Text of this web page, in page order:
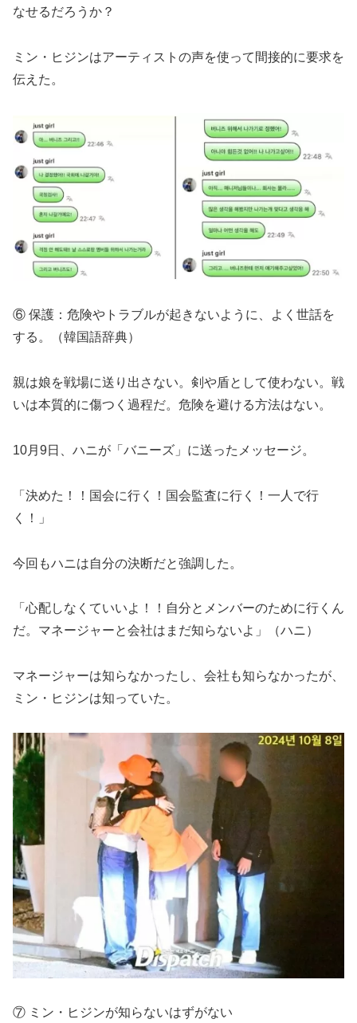
なせるだろうか？
ミン・ヒジンはアーティストの声を使って間接的に要求を
伝えた。
⑥ 保護：危険やトラブルが起きないように、よく世話を
する。（韓国語辞典）
親は娘を戦場に送り出さない。剣や盾として使わない。戦
いは本質的に傷つく過程だ。危険を避ける方法はない。
10月9日、ハニが「バニーズ」に送ったメッセージ。
「決めた！！国会に行く！国会監査に行く！一人で行
く！」
今回もハニは自分の決断だと強調した。
「心配しなくていいよ！！自分とメンバーのために行くん
だ。マネージャーと会社はまだ知らないよ」（ハニ）
マネージャーは知らなかったし、会社も知らなかったが、
ミン・ヒジンは知っていた。
⑦ ミン・ヒジンが知らないはずがない